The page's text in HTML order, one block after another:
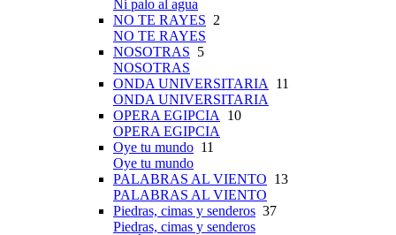
Ni palo al agua
NO TE RAYES 2
NO TE RAYES
NOSOTRAS 5
NOSOTRAS
ONDA UNIVERSITARIA 11
ONDA UNIVERSITARIA
OPERA EGIPCIA 10
OPERA EGIPCIA
Oye tu mundo 11
Oye tu mundo
PALABRAS AL VIENTO 13
PALABRAS AL VIENTO
Piedras, cimas y senderos 37
Piedras, cimas y senderos